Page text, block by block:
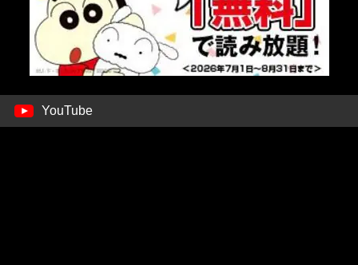
YouTube